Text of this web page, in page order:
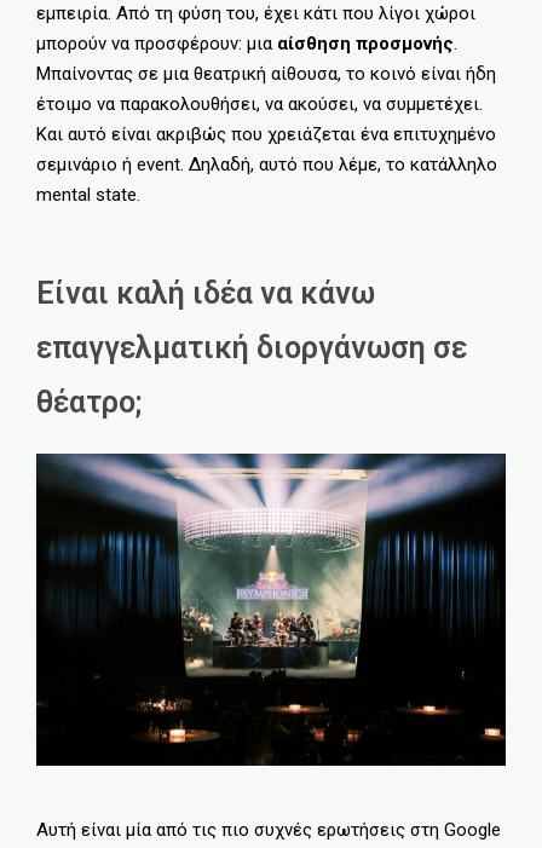
εμπειρία. Από τη φύση του, έχει κάτι που λίγοι χώροι
μπορούν να προσφέρουν: μια αίσθηση προσμονής.
Μπαίνοντας σε μια θεατρική αίθουσα, το κοινό είναι ήδη
έτοιμο να παρακολουθήσει, να ακούσει, να συμμετέχει.
Και αυτό είναι ακριβώς που χρειάζεται ένα επιτυχημένο
σεμινάριο ή event. Δηλαδή, αυτό που λέμε, το κατάλληλο
mental state.
Είναι καλή ιδέα να κάνω
επαγγελματική διοργάνωση σε
θέατρο;
Αυτή είναι μία από τις πιο συχνές ερωτήσεις στη Google